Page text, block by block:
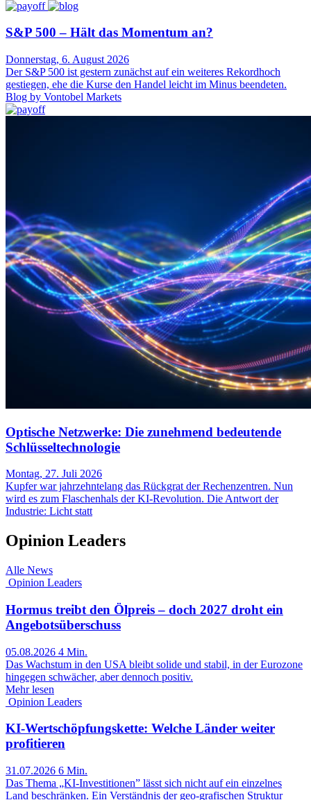
S&P 500 – Hält das Momentum an?
Donnerstag, 6. August 2026
Der S&P 500 ist gestern zunächst auf ein weiteres Rekordhoch
gestiegen, ehe die Kurse den Handel leicht im Minus beendeten.
Blog by Vontobel Markets
Optische Netzwerke: Die zunehmend bedeutende
Schlüsseltechnologie
Montag, 27. Juli 2026
Kupfer war jahrzehntelang das Rückgrat der Rechenzentren. Nun
wird es zum Flaschenhals der KI-Revolution. Die Antwort der
Industrie: Licht statt
Opinion Leaders
Alle News
Opinion Leaders
Hormus treibt den Ölpreis – doch 2027 droht ein
Angebotsüberschuss
05.08.2026 4 Min.
Das Wachstum in den USA bleibt solide und stabil, in der Eurozone
hingegen schwächer, aber dennoch positiv.
Mehr lesen
Opinion Leaders
KI-Wertschöpfungskette: Welche Länder weiter
profitieren
31.07.2026 6 Min.
Das Thema „KI-Investitionen” lässt sich nicht auf ein einzelnes
Land beschränken. Ein Verständnis der geo-grafischen Struktur